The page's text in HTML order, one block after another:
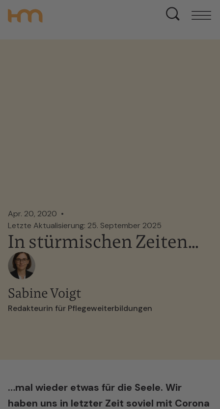
Apr. 20, 2020
Letzte Aktualisierung: 25. September 2025
In stürmischen Zeiten…
Sabine Voigt
Redakteurin für Pflegeweiterbildungen
…mal wieder etwas für die Seele. Wir
haben uns in letzter Zeit soviel mit Corona